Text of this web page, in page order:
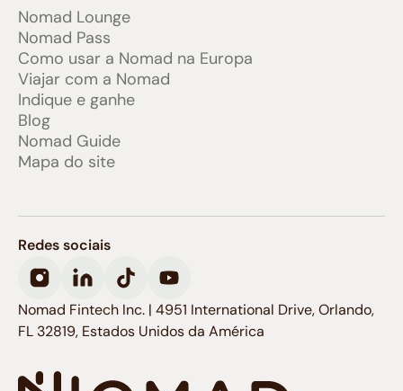
Nomad Lounge
Nomad Pass
Como usar a Nomad na Europa
Viajar com a Nomad
Indique e ganhe
Blog
Nomad Guide
Mapa do site
Redes sociais
Nomad Fintech Inc. | 4951 International Drive, Orlando,
FL 32819, Estados Unidos da América